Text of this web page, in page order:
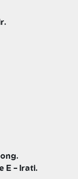
E – Irati.